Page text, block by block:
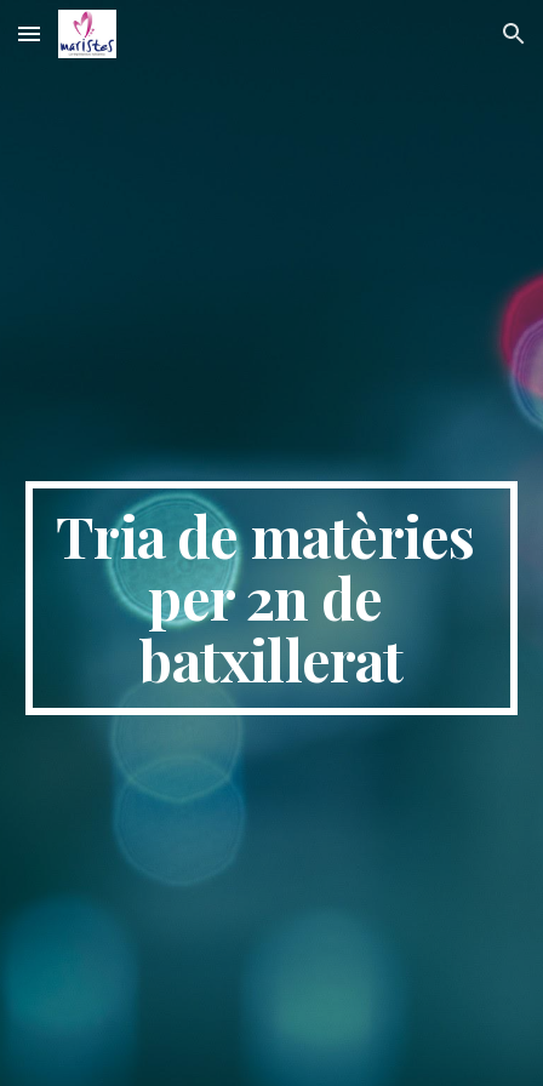
Skip to main content Skip to navigation
Tria de matèries
per 2n de
batxillerat